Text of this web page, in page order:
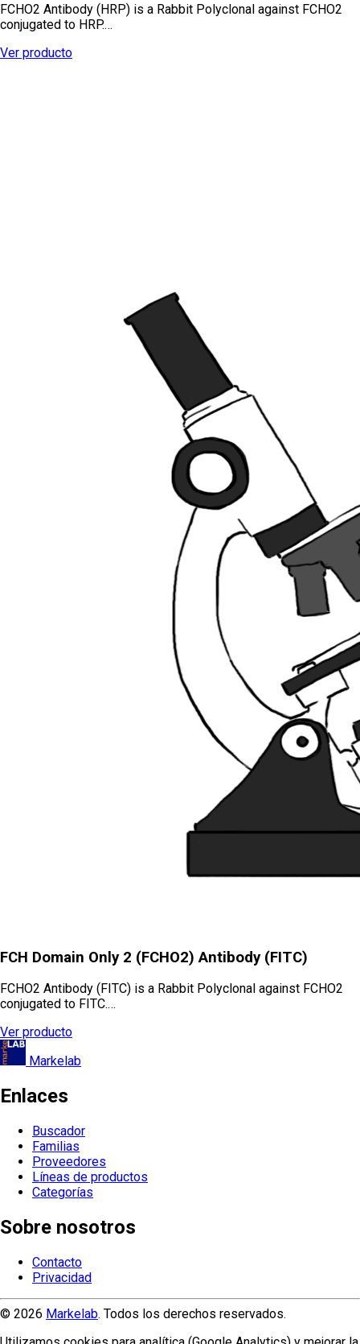
FCHO2 Antibody (HRP) is a Rabbit Polyclonal against FCHO2
conjugated to HRP.…
Ver producto
FCH Domain Only 2 (FCHO2) Antibody (FITC)
FCHO2 Antibody (FITC) is a Rabbit Polyclonal against FCHO2
conjugated to FITC.…
Ver producto
Markelab
Enlaces
Buscador
Familias
Proveedores
Líneas de productos
Categorías
Sobre nosotros
Contacto
Privacidad
© 2026 Markelab. Todos los derechos reservados.